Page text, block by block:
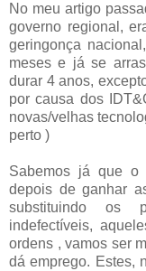
No meu artigo
governo regional,
geringonça
meses e já se
durar 4 anos,
por causa dos
novas/velhas
perto )
Sabemos já que o
depois de ganhar
substituindo os
indefectíveis,
ordens , vamos ser
dá emprego. Estes,